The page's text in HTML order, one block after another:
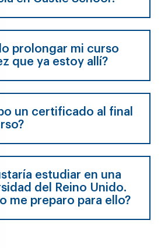
prolongar mi curso
que ya estoy allí?
un certificado al final
estudiar en una
del Reino Unido.
me preparo para ello?